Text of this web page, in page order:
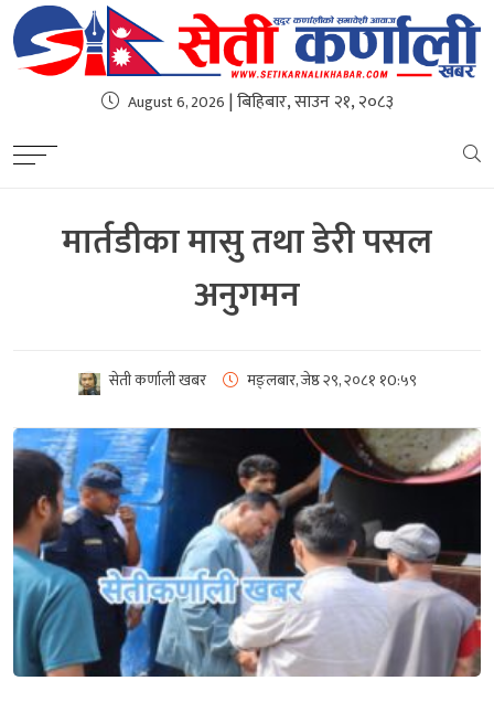
August 6, 2026 | बिहिबार, साउन २१, २०८३
मार्तडीका मासु तथा डेरी पसल
अनुगमन
सेती कर्णाली खबर मङ्लबार, जेष्ठ २९, २०८१ १0:५९